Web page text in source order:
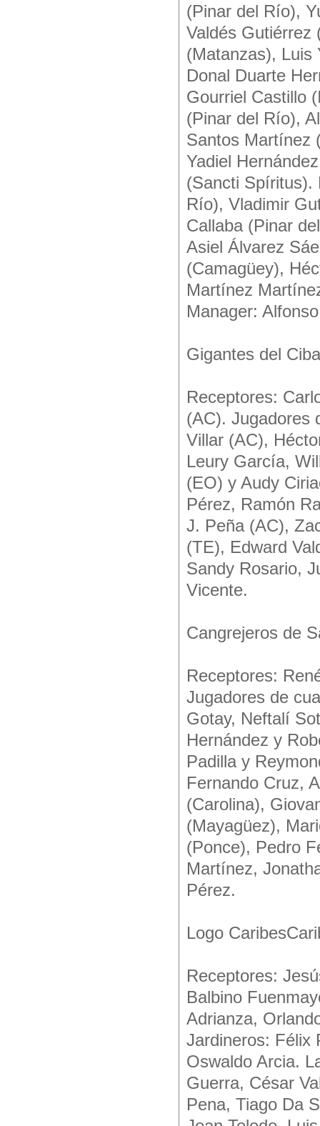
(Pinar del Río),
Valdés Gutiérrez
(Matanzas), Luis
Donal Duarte
Gourriel Castillo
(Pinar del Río),
Santos Martínez
Yadiel
(Sancti Spíritus).
Río), Vladimir
Callaba (Pinar
Asiel Álvarez
(Camagüey),
Martínez
Manager:
Gigantes del
Receptores:
(AC). Jugadores
Villar (AC),
Leury García,
(EO) y Audy
Pérez, Ramón
J. Peña (AC),
(TE), Edward
Sandy Rosario,
Vicente.
Cangrejeros de
Receptores:
Jugadores de
Gotay, Neftalí
Hernández y
Padilla y
Fernando Cruz,
(Carolina),
(Mayagüez),
(Ponce), Pedro
Martínez,
Pérez.
Logo
Receptores:
Balbino
Adrianza,
Jardineros: Félix
Oswaldo Arcia.
Guerra, César
Pena, Tiago Da